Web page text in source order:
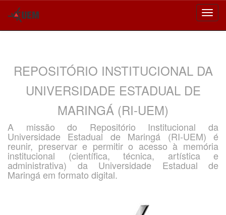
REPOSITÓRIO INSTITUCIONAL DA
UNIVERSIDADE ESTADUAL DE
MARINGÁ (RI-UEM)
A missão do Repositório Institucional da
Universidade Estadual de Maringá (RI-UEM) é
reunir, preservar e permitir o acesso à memória
institucional (científica, técnica, artística e
administrativa) da Universidade Estadual de
Maringá em formato digital.